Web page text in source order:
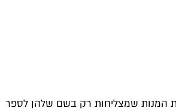
מעטות המנות שמצליחות רק בשם שלהן לספר